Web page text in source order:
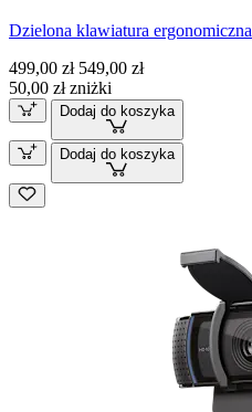
Dzielona klawiatura ergonomiczna
499,00 zł 549,00 zł
50,00 zł zniżki
Dodaj do koszyka
Dodaj do koszyka